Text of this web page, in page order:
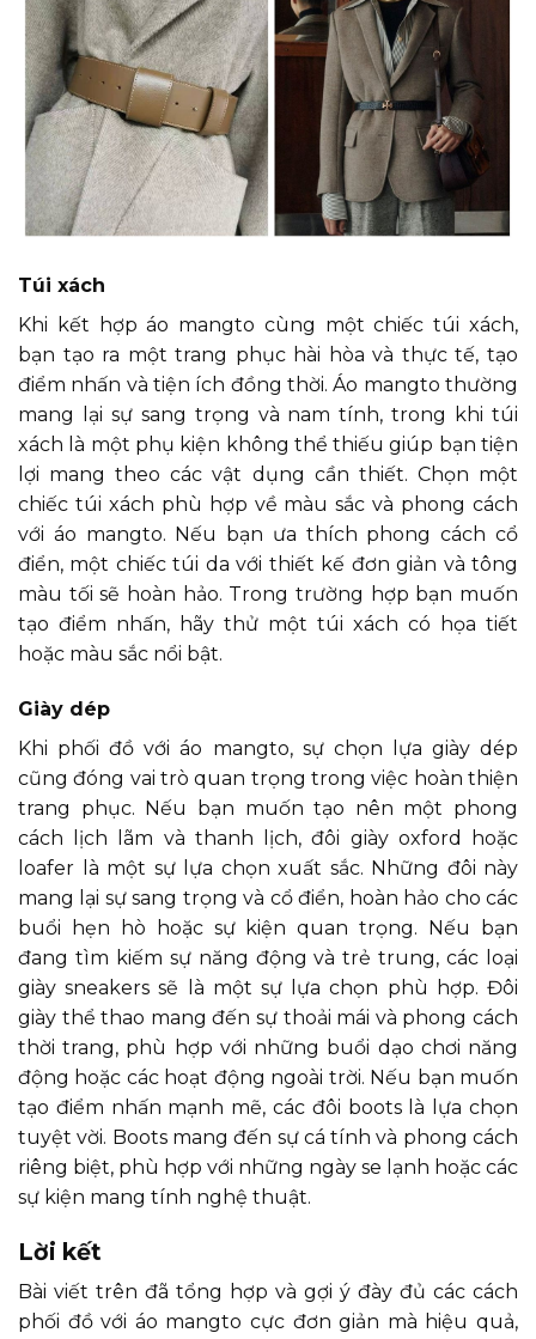
Túi xách
Khi kết hợp áo mangto cùng một chiếc túi xách,
bạn tạo ra một trang phục hài hòa và thực tế, tạo
điểm nhấn và tiện ích đồng thời. Áo mangto thường
mang lại sự sang trọng và nam tính, trong khi túi
xách là một phụ kiện không thể thiếu giúp bạn tiện
lợi mang theo các vật dụng cần thiết. Chọn một
chiếc túi xách phù hợp về màu sắc và phong cách
với áo mangto. Nếu bạn ưa thích phong cách cổ
điển, một chiếc túi da với thiết kế đơn giản và tông
màu tối sẽ hoàn hảo. Trong trường hợp bạn muốn
tạo điểm nhấn, hãy thử một túi xách có họa tiết
hoặc màu sắc nổi bật.
Giày dép
Khi phối đồ với áo mangto, sự chọn lựa giày dép
cũng đóng vai trò quan trọng trong việc hoàn thiện
trang phục. Nếu bạn muốn tạo nên một phong
cách lịch lãm và thanh lịch, đôi giày oxford hoặc
loafer là một sự lựa chọn xuất sắc. Những đôi này
mang lại sự sang trọng và cổ điển, hoàn hảo cho các
buổi hẹn hò hoặc sự kiện quan trọng. Nếu bạn
đang tìm kiếm sự năng động và trẻ trung, các loại
giày sneakers sẽ là một sự lựa chọn phù hợp. Đôi
giày thể thao mang đến sự thoải mái và phong cách
thời trang, phù hợp với những buổi dạo chơi năng
động hoặc các hoạt động ngoài trời. Nếu bạn muốn
tạo điểm nhấn mạnh mẽ, các đôi boots là lựa chọn
tuyệt vời. Boots mang đến sự cá tính và phong cách
riêng biệt, phù hợp với những ngày se lạnh hoặc các
sự kiện mang tính nghệ thuật.
Lời kết
Bài viết trên đã tổng hợp và gợi ý đày đủ các cách
phối đồ với áo mangto cực đơn giản mà hiệu quả,